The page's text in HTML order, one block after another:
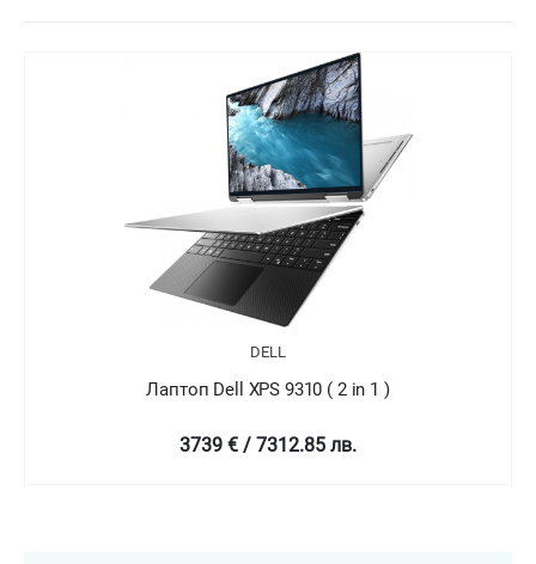
DELL
Лаптоп Dell XPS 9310 ( 2 in 1 )
4758.99 € / 9307.78 лв.